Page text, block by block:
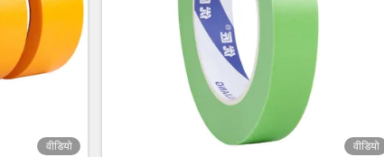
वीडियो वीडियो